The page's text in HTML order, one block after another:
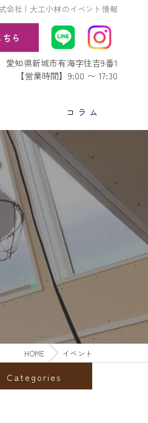
会社 | 大工小林のイベント情報
ら
愛知県新城市有海字住吉9番1
【営業時間】9:00 〜 17:30
コラム
HOME イベント
Categories